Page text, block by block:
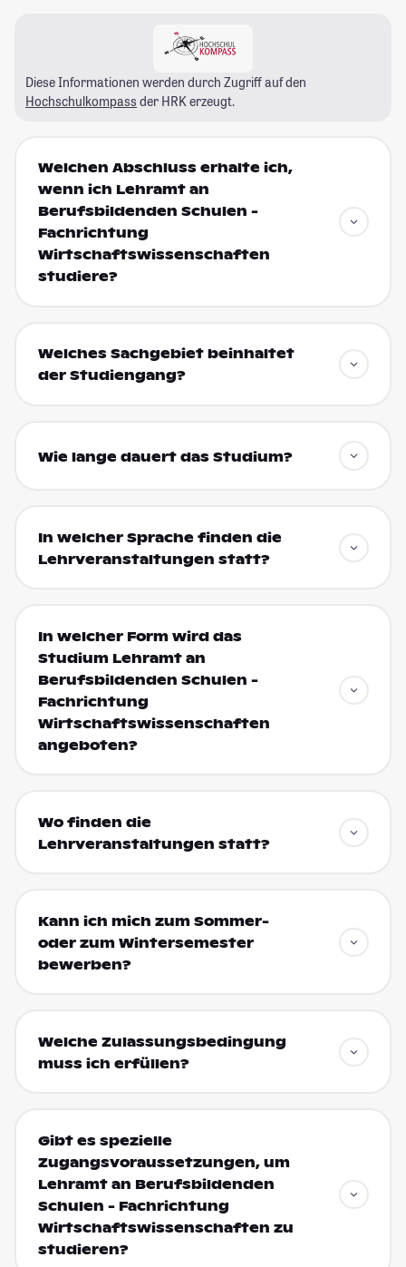
Diese Informationen werden durch Zugriff auf den
Hochschulkompass der HRK erzeugt.
Welchen Abschluss erhalte ich,
wenn ich Lehramt an
Berufsbildenden Schulen -
Fachrichtung
Wirtschaftswissenschaften
studiere?
Welches Sachgebiet beinhaltet
der Studiengang?
Wie lange dauert das Studium?
In welcher Sprache finden die
Lehrveranstaltungen statt?
In welcher Form wird das
Studium Lehramt an
Berufsbildenden Schulen -
Fachrichtung
Wirtschaftswissenschaften
angeboten?
Wo finden die
Lehrveranstaltungen statt?
Kann ich mich zum Sommer-
oder zum Wintersemester
bewerben?
Welche Zulassungsbedingung
muss ich erfüllen?
Gibt es spezielle
Zugangsvoraussetzungen, um
Lehramt an Berufsbildenden
Schulen - Fachrichtung
Wirtschaftswissenschaften zu
studieren?